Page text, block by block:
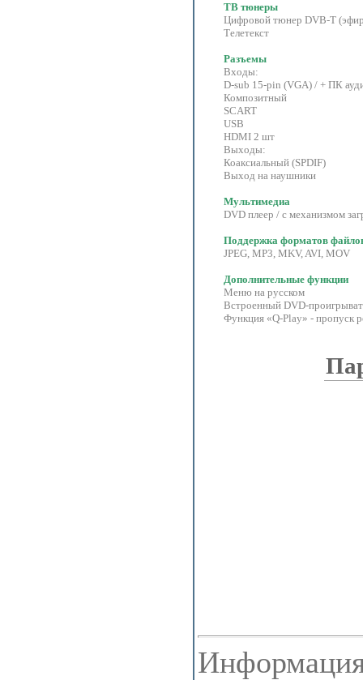
ТВ тюнеры
Цифровой тюнер DVB-T
Телетекст
Разъемы
Входы:
D-sub 15-pin (VGA) / + ПК
Композитный
SCART
USB
HDMI 2 шт
Выходы:
Коаксиальный (SPDIF)
Выход на наушники
Мультимедиа
DVD плеер / с механизмом
Поддержка форматов
JPEG, MP3, MKV, AVI, MOV
Дополнительные функции
Меню на русском
Встроенный DVD-
Функция «Q-Play» - пропуск
Информация